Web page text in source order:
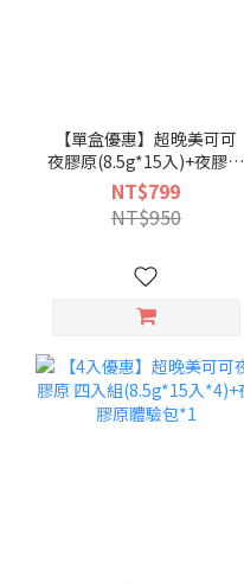
【單盒優惠】超晚美可可
夜膠原(8.5g*15入)+夜膠原
體驗包*1
NT$799
NT$950